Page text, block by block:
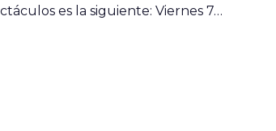
es la siguiente: Viernes 7…